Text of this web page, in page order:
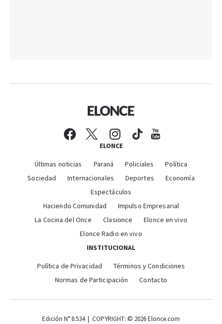
ELONCE
Últimas noticias Paraná Policiales
Política
Sociedad
Internacionales Deportes
Economía
Espectáculos
Haciendo Comunidad
Impulso Empresarial
La Cocina del Once
Clasionce
Elonce en vivo
Elonce Radio en vivo
INSTITUCIONAL
Política de Privacidad
Términos y Condiciones
Normas de Participación
Contacto
Edición N° 8.534 | COPYRIGHT: © 2026 Elonce.com